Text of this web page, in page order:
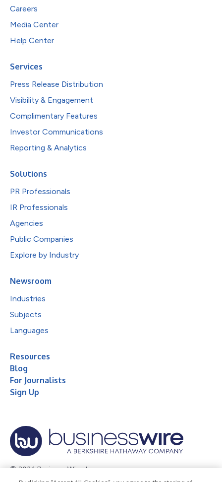
Careers
Media Center
Help Center
Services
Press Release Distribution
Visibility & Engagement
Complimentary Features
Investor Communications
Reporting & Analytics
Solutions
PR Professionals
IR Professionals
Agencies
Public Companies
Explore by Industry
Newsroom
Industries
Subjects
Languages
Resources
Blog
For Journalists
Sign Up
© 2026 Business Wire, Inc.